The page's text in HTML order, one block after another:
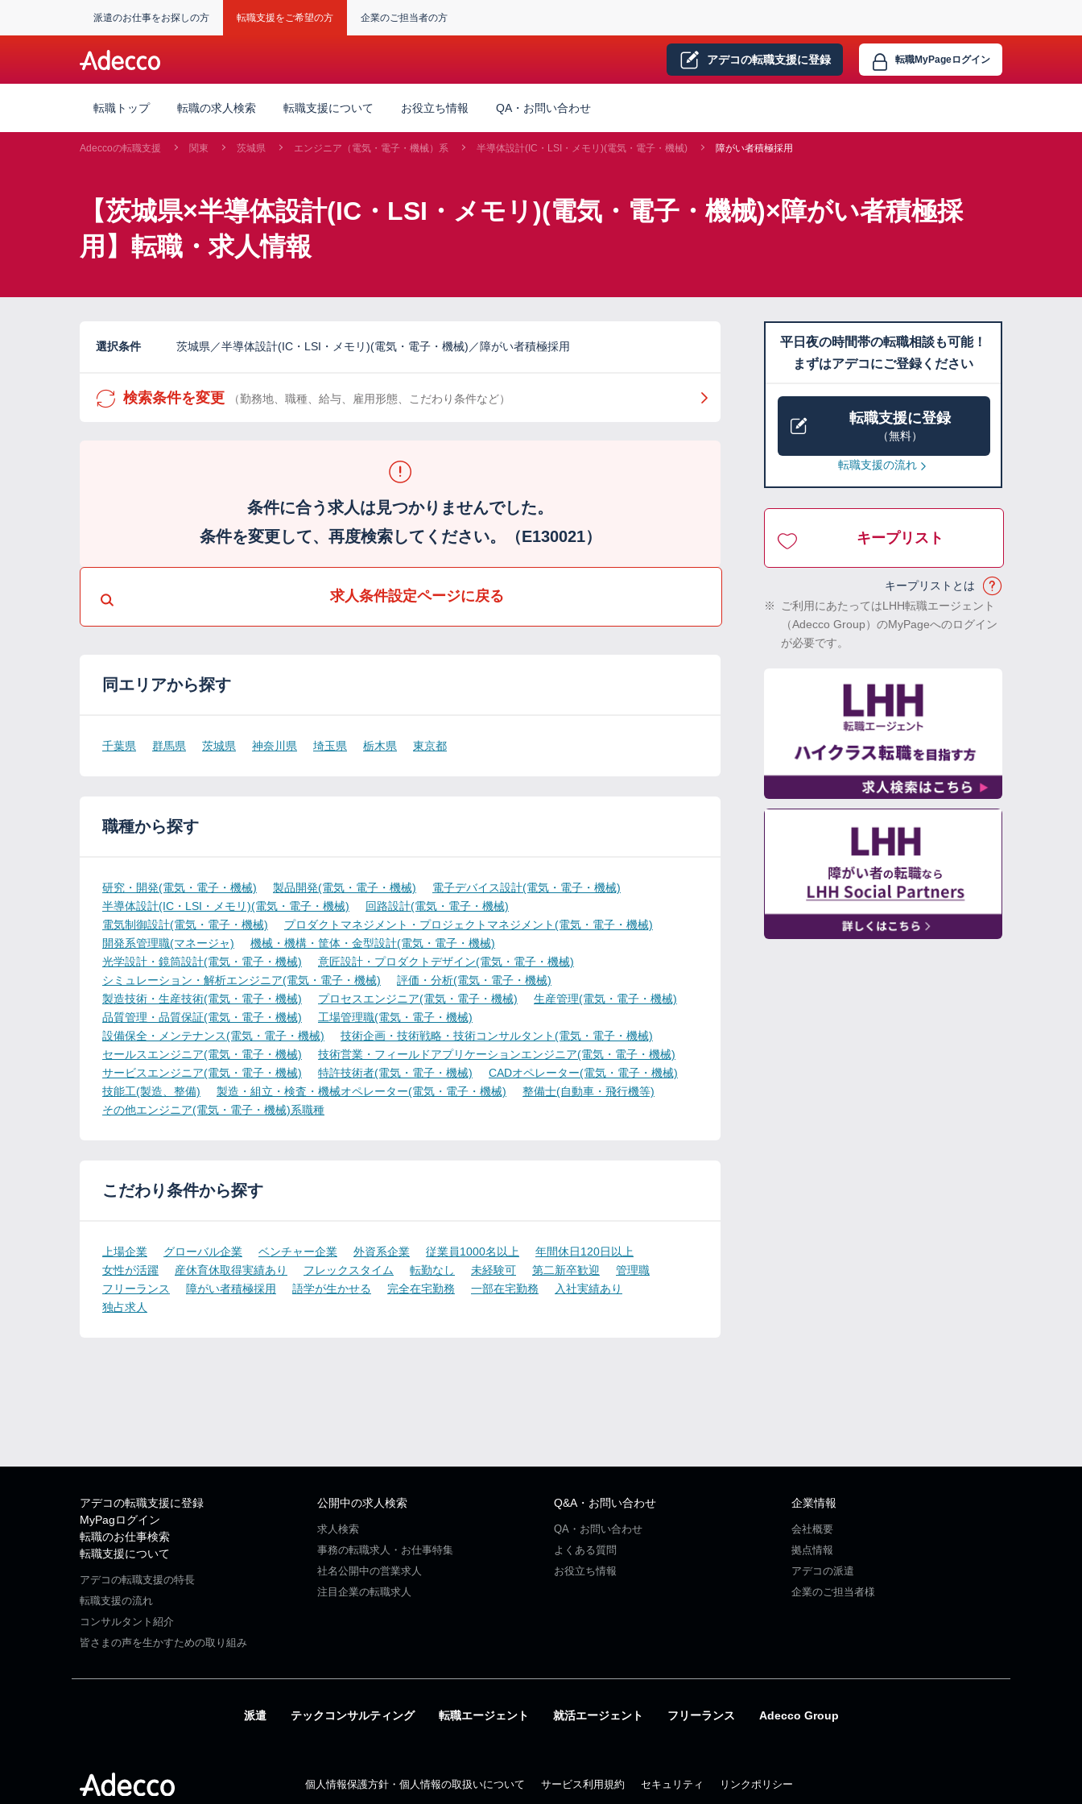
派遣のお仕事をお探しの方 転職支援をご希望の方 企業のご担当者の方
アデコの転職支援に登録 転職MyPageログイン
転職トップ 転職の求人検索 転職支援について お役立ち情報 QA・お問い合わせ
Adeccoの転職支援 関東 茨城県 エンジニア（電気・電子・機械）系 半導体設計(IC・LSI・メモリ)(電気・電子・機械) 障がい者積極採用
【茨城県×半導体設計(IC・LSI・メモリ)(電気・電子・機械)×障がい者積極採
用】転職・求人情報
選択条件 茨城県／半導体設計(IC・LSI・メモリ)(電気・電子・機械)／障がい者積極採用
検索条件を変更 （勤務地、職種、給与、雇用形態、こだわり条件など）
条件に合う求人は見つかりませんでした。
条件を変更して、再度検索してください。（E130021）
求人条件設定ページに戻る
同エリアから探す
千葉県 群馬県 茨城県 神奈川県 埼玉県 栃木県 東京都
職種から探す
研究・開発(電気・電子・機械) 製品開発(電気・電子・機械)
電子デバイス設計(電気・電子・機械)
半導体設計(IC・LSI・メモリ)(電気・電子・機械)
回路設計(電気・電子・機械)
電気制御設計(電気・電子・機械)
プロダクトマネジメント・プロジェクトマネジメント(電気・電子・機械)
開発系管理職(マネージャ)
機械・機構・筐体・金型設計(電気・電子・機械)
光学設計・鏡筒設計(電気・電子・機械)
意匠設計・プロダクトデザイン(電気・電子・機械)
シミュレーション・解析エンジニア(電気・電子・機械)
評価・分析(電気・電子・機械)
製造技術・生産技術(電気・電子・機械)
プロセスエンジニア(電気・電子・機械)
生産管理(電気・電子・機械)
品質管理・品質保証(電気・電子・機械)
工場管理職(電気・電子・機械)
設備保全・メンテナンス(電気・電子・機械)
技術企画・技術戦略・技術コンサルタント(電気・電子・機械)
セールスエンジニア(電気・電子・機械)
技術営業・フィールドアプリケーションエンジニア(電気・電子・機械)
サービスエンジニア(電気・電子・機械)
特許技術者(電気・電子・機械)
CADオペレーター(電気・電子・機械)
技能工(製造、整備)
製造・組立・検査・機械オペレーター(電気・電子・機械)
整備士(自動車・飛行機等)
その他エンジニア(電気・電子・機械)系職種
こだわり条件から探す
上場企業 グローバル企業 ベンチャー企業 外資系企業 従業員1000名以上
年間休日120日以上
女性が活躍
産休育休取得実績あり フレックスタイム 転勤なし 未経験可 第二新卒歓迎
管理職
フリーランス
障がい者積極採用 語学が生かせる 完全在宅勤務 一部在宅勤務
入社実績あり
独占求人
平日夜の時間帯の転職相談も可能！
まずはアデコにご登録ください
転職支援に登録
（無料）
転職支援の流れ
キープリスト
キープリストとは
※
ご利用にあたってはLHH転職エージェント
（Adecco Group）のMyPageへのログイン
が必要です。
アデコの転職支援に登録
MyPagログイン
転職のお仕事検索
転職支援について
アデコの転職支援の特長
転職支援の流れ
コンサルタント紹介
皆さまの声を生かすための取り組み
公開中の求人検索
求人検索
事務の転職求人・お仕事特集
社名公開中の営業求人
注目企業の転職求人
Q&A・お問い合わせ
QA・お問い合わせ
よくある質問
お役立ち情報
企業情報
会社概要
拠点情報
アデコの派遣
企業のご担当者様
派遣 テックコンサルティング 転職エージェント 就活エージェント フリーランス Adecco Group
個人情報保護方針・個人情報の取扱いについて サービス利用規約 セキュリティ リンクポリシー